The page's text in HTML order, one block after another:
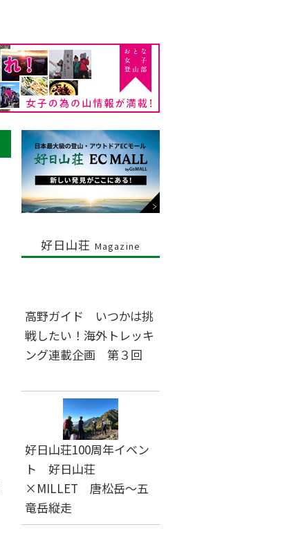
好日山荘 Magazine
高野ガイド いつかは挑
戦したい！海外トレッキ
ング連載企画 第３回
好日山荘100周年イベン
ト 好日山荘
×MILLET 唐松岳～五
竜岳縦走